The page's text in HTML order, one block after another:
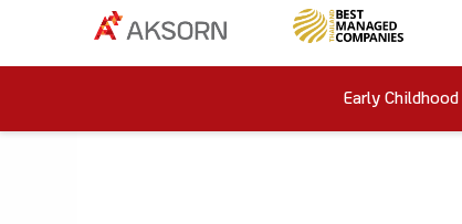
Early Childhood